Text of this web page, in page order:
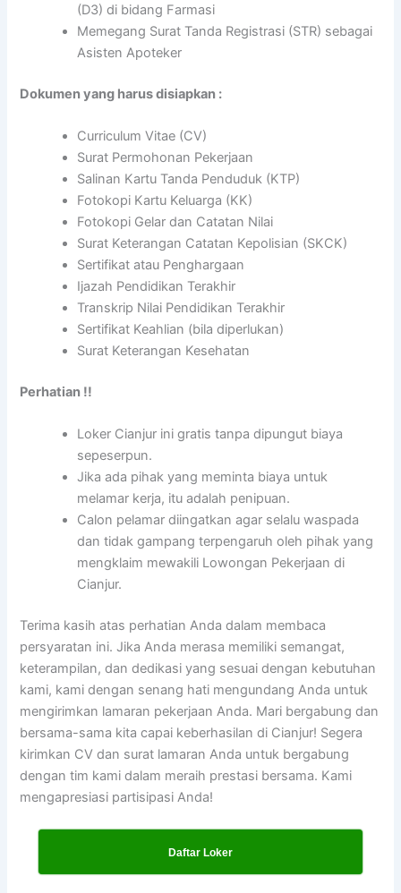
(D3) di bidang Farmasi
Memegang Surat Tanda Registrasi (STR) sebagai
Asisten Apoteker
Dokumen yang harus disiapkan :
Curriculum Vitae (CV)
Surat Permohonan Pekerjaan
Salinan Kartu Tanda Penduduk (KTP)
Fotokopi Kartu Keluarga (KK)
Fotokopi Gelar dan Catatan Nilai
Surat Keterangan Catatan Kepolisian (SKCK)
Sertifikat atau Penghargaan
Ijazah Pendidikan Terakhir
Transkrip Nilai Pendidikan Terakhir
Sertifikat Keahlian (bila diperlukan)
Surat Keterangan Kesehatan
Perhatian !!
Loker Cianjur ini gratis tanpa dipungut biaya
sepeserpun.
Jika ada pihak yang meminta biaya untuk
melamar kerja, itu adalah penipuan.
Calon pelamar diingatkan agar selalu waspada
dan tidak gampang terpengaruh oleh pihak yang
mengklaim mewakili Lowongan Pekerjaan di
Cianjur.
Terima kasih atas perhatian Anda dalam membaca
persyaratan ini. Jika Anda merasa memiliki semangat,
keterampilan, dan dedikasi yang sesuai dengan kebutuhan
kami, kami dengan senang hati mengundang Anda untuk
mengirimkan lamaran pekerjaan Anda. Mari bergabung dan
bersama-sama kita capai keberhasilan di Cianjur! Segera
kirimkan CV dan surat lamaran Anda untuk bergabung
dengan tim kami dalam meraih prestasi bersama. Kami
mengapresiasi partisipasi Anda!
Daftar Loker